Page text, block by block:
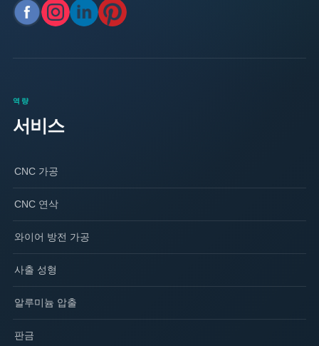
역량
서비스
CNC 가공
CNC 연삭
와이어 방전 가공
사출 성형
알루미늄 압출
판금